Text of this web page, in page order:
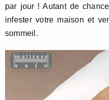
par jour ! Autant de
infester votre maison et
sommeil.